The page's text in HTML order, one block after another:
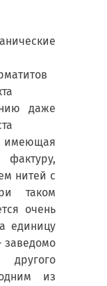
даже
имеющая
нитей с
таком
очень
единицу
заведомо
из